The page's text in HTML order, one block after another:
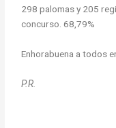
298 palomas y 205
concurso. 68,79%
Enhorabuena a todos
P.R.